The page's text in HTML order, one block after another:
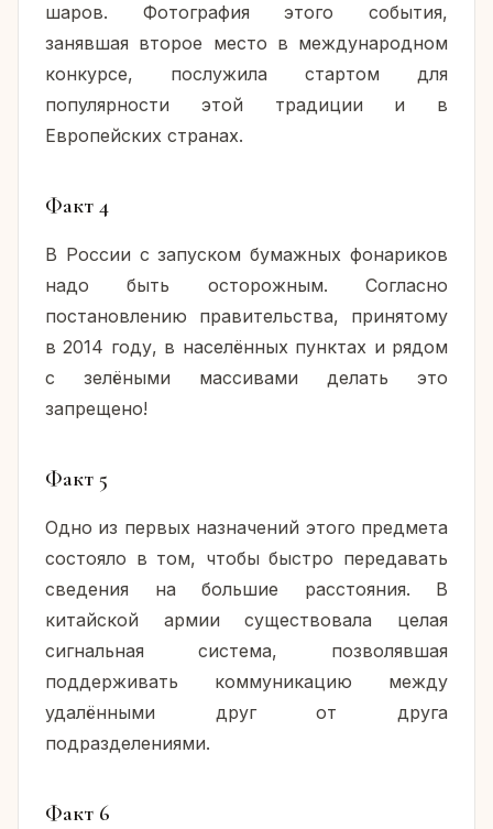
шаров. Фотография этого события,
занявшая второе место в международном
конкурсе, послужила стартом для
популярности этой традиции и в
Европейских странах.
Факт 4
В России с запуском бумажных фонариков
надо быть осторожным. Согласно
постановлению правительства, принятому
в 2014 году, в населённых пунктах и рядом
с зелёными массивами делать это
запрещено!
Факт 5
Одно из первых назначений этого предмета
состояло в том, чтобы быстро передавать
сведения на большие расстояния. В
китайской армии существовала целая
сигнальная система, позволявшая
поддерживать коммуникацию между
удалёнными друг от друга
подразделениями.
Факт 6